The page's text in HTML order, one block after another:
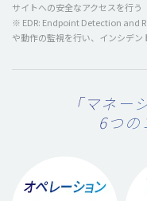
サイトへの安全なアクセスを行う
※ EDR: Endpoint Detection and
や動作の監視を行い、インシデン
「マネー
6つの